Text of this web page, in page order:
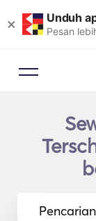
× Unduh
Pesan
Pencarian